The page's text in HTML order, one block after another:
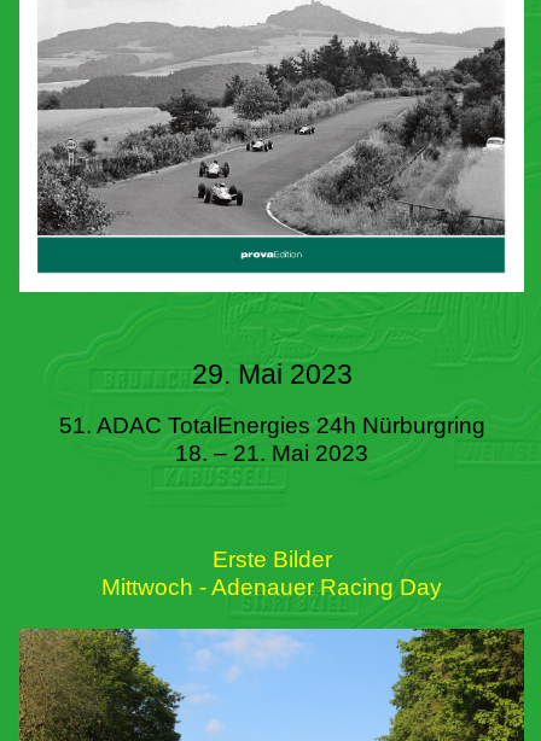
29. Mai 2023
51. ADAC TotalEnergies 24h Nürburgring
18. – 21. Mai 2023
Erste Bilder
Mittwoch - Adenauer Racing Day